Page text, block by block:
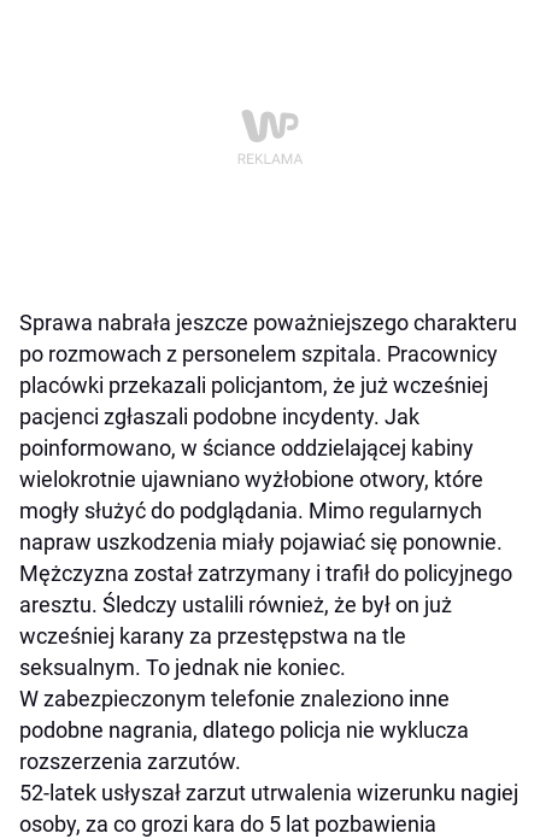
Sprawa nabrała jeszcze poważniejszego charakteru
po rozmowach z personelem szpitala. Pracownicy
placówki przekazali policjantom, że już wcześniej
pacjenci zgłaszali podobne incydenty. Jak
poinformowano, w ściance oddzielającej kabiny
wielokrotnie ujawniano wyżłobione otwory, które
mogły służyć do podglądania. Mimo regularnych
napraw uszkodzenia miały pojawiać się ponownie.
Mężczyzna został zatrzymany i trafił do policyjnego
aresztu. Śledczy ustalili również, że był on już
wcześniej karany za przestępstwa na tle
seksualnym. To jednak nie koniec.
W zabezpieczonym telefonie znaleziono inne
podobne nagrania, dlatego policja nie wyklucza
rozszerzenia zarzutów.
52-latek usłyszał zarzut utrwalenia wizerunku nagiej
osoby, za co grozi kara do 5 lat pozbawienia